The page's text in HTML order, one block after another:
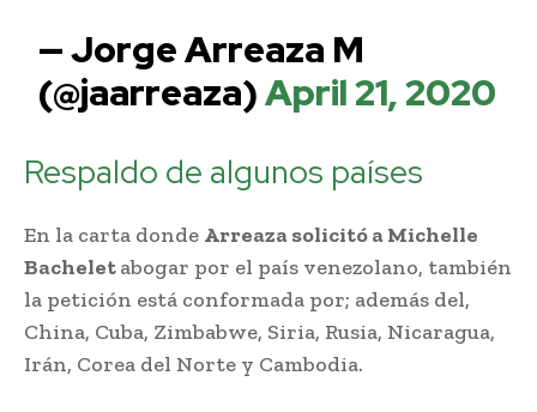
— Jorge Arreaza M
(@jaarreaza)April 21, 2020
Respaldo de algunos países
En la carta donde Arreaza solicitó a Michelle
Bacheletabogar por el país venezolano, también
la petición está conformada por; además del,
China, Cuba, Zimbabwe, Siria, Rusia, Nicaragua,
Irán, Corea del Norte y Cambodia.